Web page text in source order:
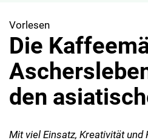
Vorlesen
Die
den
Mit viel Einsatz, Kreativität und